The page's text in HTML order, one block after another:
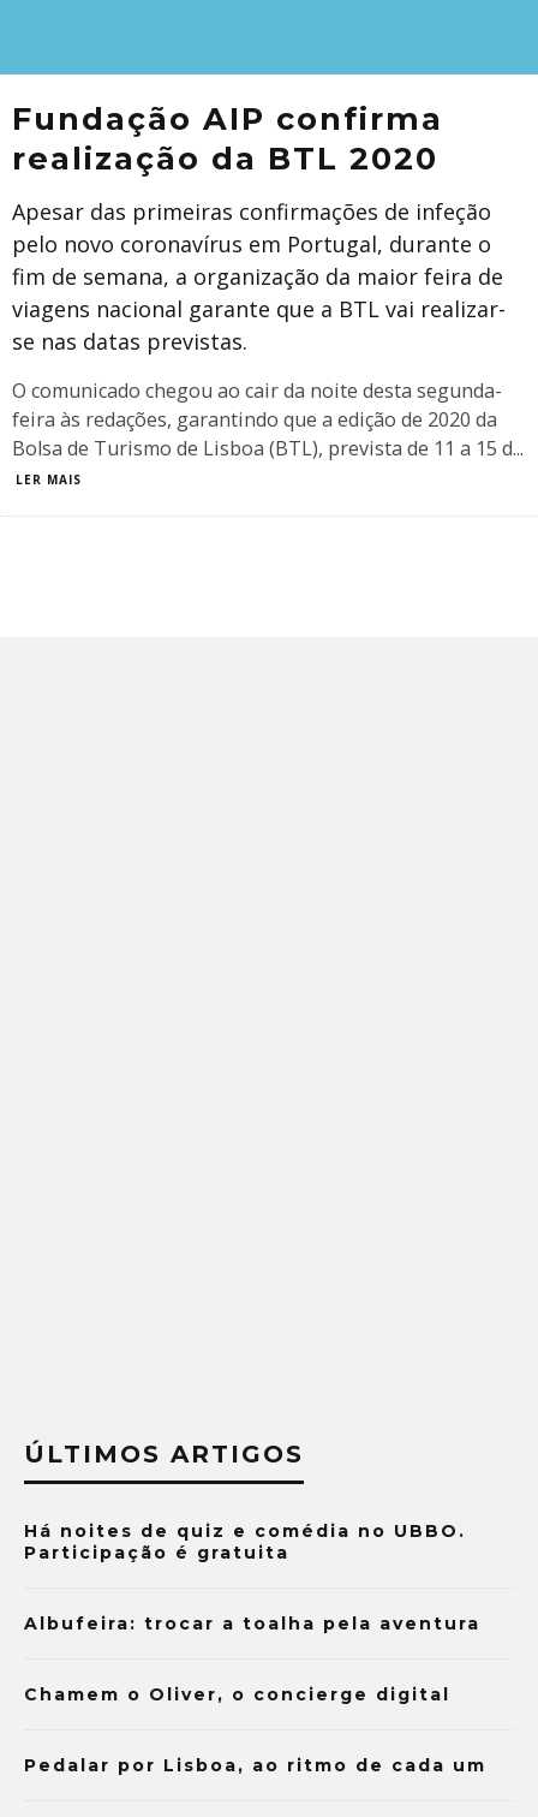
Fundação AIP confirma
realização da BTL 2020
Apesar das primeiras confirmações de infeção
pelo novo coronavírus em Portugal, durante o
fim de semana, a organização da maior feira de
viagens nacional garante que a BTL vai realizar-
se nas datas previstas.
O comunicado chegou ao cair da noite desta segunda-
feira às redações, garantindo que a edição de 2020 da
Bolsa de Turismo de Lisboa (BTL), prevista de 11 a 15 d...
LER MAIS
ÚLTIMOS ARTIGOS
Há noites de quiz e comédia no UBBO.
Participação é gratuita
Albufeira: trocar a toalha pela aventura
Chamem o Oliver, o concierge digital
Pedalar por Lisboa, ao ritmo de cada um